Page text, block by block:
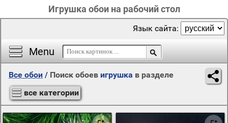
Игрушка обои на рабочий стол
Menu
Язык сайта:
Все обои / Поиск обоев игрушка в разделе
все категории